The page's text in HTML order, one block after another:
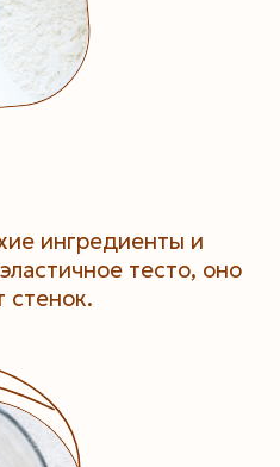
ингредиенты и
тесто, оно
стенок.